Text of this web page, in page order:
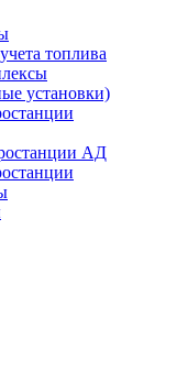
топлива
установки)
АД